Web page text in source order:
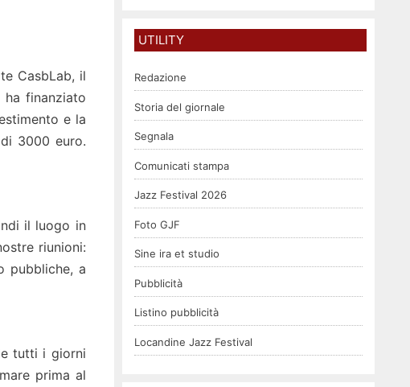
CasbLab, il
finanziato
e la
3000 euro.
il luogo in
riunioni:
pubbliche, a
tutti i giorni
prima al
UTILITY
Redazione
Storia del giornale
Segnala
Comunicati stampa
Jazz Festival 2026
Foto GJF
Sine ira et studio
Pubblicità
Listino pubblicità
Locandine Jazz Festival